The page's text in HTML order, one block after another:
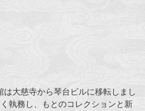
大慈寺から琴台ビルに移転しまし
執務し、もとのコレクションと新